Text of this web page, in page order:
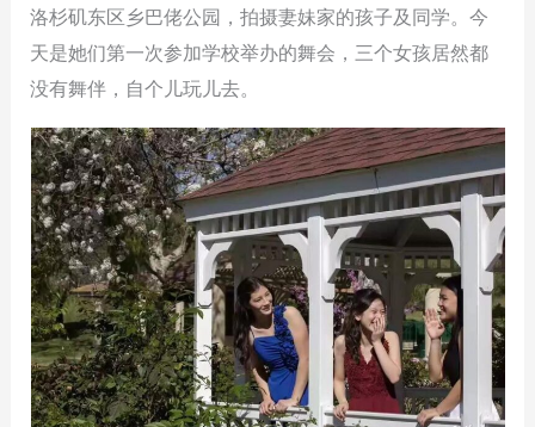
洛杉矶东区乡巴佬公园，拍摄妻妹家的孩子及同学。今
天是她们第一次参加学校举办的舞会，三个女孩居然都
没有舞伴，自个儿玩儿去。